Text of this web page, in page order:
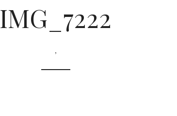
IMG_7222
,